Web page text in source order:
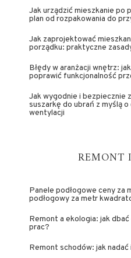
Jak urządzić mieszkanie po
plan od rozpakowania do
Jak zaprojektować
porządku: praktyczne
Błędy w aranżacji wnętrz:
poprawić funkcjonalność
Jak wygodnie i bezpiecznie
suszarkę do ubrań z myślą
wentylacji
REMONT
Panele podłogowe ceny za
podłogowy za metr
Remont a ekologia: jak
prac?
Remont schodów: jak nadać